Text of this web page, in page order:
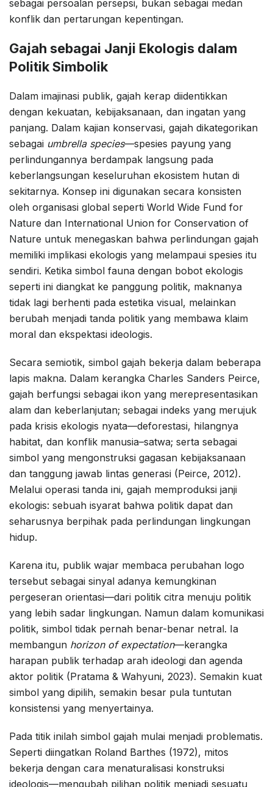
sebagai persoalan persepsi, bukan sebagai medan
konflik dan pertarungan kepentingan.
Gajah sebagai Janji Ekologis dalam
Politik Simbolik
Dalam imajinasi publik, gajah kerap diidentikkan
dengan kekuatan, kebijaksanaan, dan ingatan yang
panjang. Dalam kajian konservasi, gajah dikategorikan
sebagai umbrella species—spesies payung yang
perlindungannya berdampak langsung pada
keberlangsungan keseluruhan ekosistem hutan di
sekitarnya. Konsep ini digunakan secara konsisten
oleh organisasi global seperti World Wide Fund for
Nature dan International Union for Conservation of
Nature untuk menegaskan bahwa perlindungan gajah
memiliki implikasi ekologis yang melampaui spesies itu
sendiri. Ketika simbol fauna dengan bobot ekologis
seperti ini diangkat ke panggung politik, maknanya
tidak lagi berhenti pada estetika visual, melainkan
berubah menjadi tanda politik yang membawa klaim
moral dan ekspektasi ideologis.
Secara semiotik, simbol gajah bekerja dalam beberapa
lapis makna. Dalam kerangka Charles Sanders Peirce,
gajah berfungsi sebagai ikon yang merepresentasikan
alam dan keberlanjutan; sebagai indeks yang merujuk
pada krisis ekologis nyata—deforestasi, hilangnya
habitat, dan konflik manusia–satwa; serta sebagai
simbol yang mengonstruksi gagasan kebijaksanaan
dan tanggung jawab lintas generasi (Peirce, 2012).
Melalui operasi tanda ini, gajah memproduksi janji
ekologis: sebuah isyarat bahwa politik dapat dan
seharusnya berpihak pada perlindungan lingkungan
hidup.
Karena itu, publik wajar membaca perubahan logo
tersebut sebagai sinyal adanya kemungkinan
pergeseran orientasi—dari politik citra menuju politik
yang lebih sadar lingkungan. Namun dalam komunikasi
politik, simbol tidak pernah benar-benar netral. Ia
membangun horizon of expectation—kerangka
harapan publik terhadap arah ideologi dan agenda
aktor politik (Pratama & Wahyuni, 2023). Semakin kuat
simbol yang dipilih, semakin besar pula tuntutan
konsistensi yang menyertainya.
Pada titik inilah simbol gajah mulai menjadi problematis.
Seperti diingatkan Roland Barthes (1972), mitos
bekerja dengan cara menaturalisasi konstruksi
ideologis—mengubah pilihan politik menjadi sesuatu